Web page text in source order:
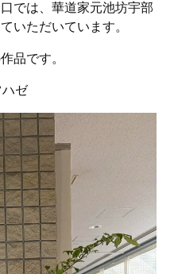
では、華道家元池坊宇部
いただいています。
品です。
ハゼ